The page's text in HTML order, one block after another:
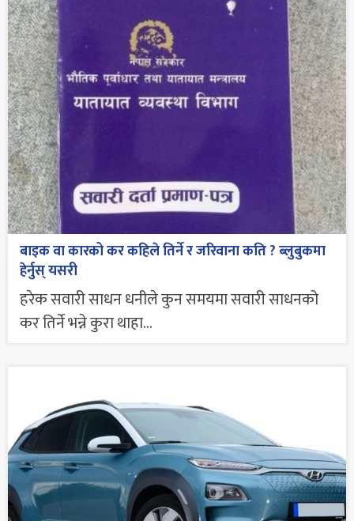
बाइक वा कारको कर कहिले तिर्ने र जरिवाना कति ? ब्लुबुकमा
हेर्नुस् यसरी
हरेक सवारी साधन धनीले कुन समयमा सवारी साधनको
कर तिर्ने भन्ने कुरा थाहा...